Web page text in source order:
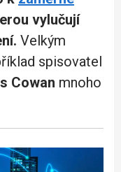
vylučují
Velkým
spisovatel
Cowan mnoho